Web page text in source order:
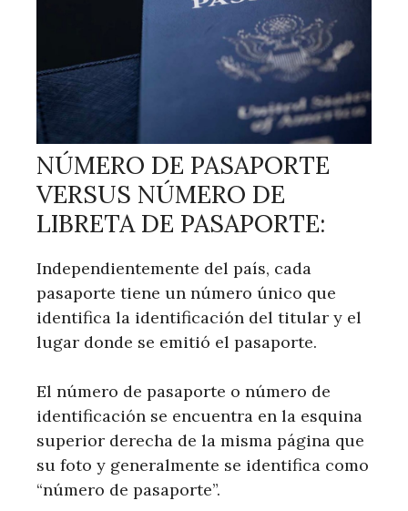
NÚMERO DE PASAPORTE
VERSUS NÚMERO DE
LIBRETA DE PASAPORTE:
Independientemente del país, cada
pasaporte tiene un número único que
identifica la identificación del titular y el
lugar donde se emitió el pasaporte.
El número de pasaporte o número de
identificación se encuentra en la esquina
superior derecha de la misma página que
su foto y generalmente se identifica como
“número de pasaporte”.